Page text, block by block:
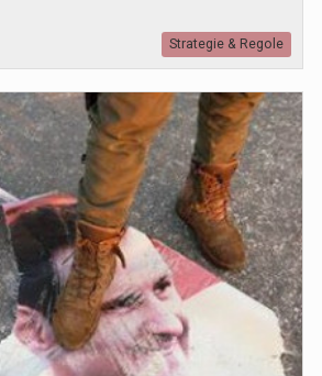
Strategie & Regole